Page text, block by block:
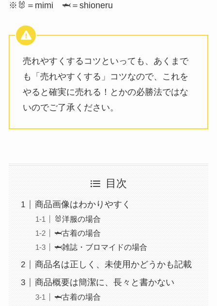
※🐰＝mimi 🦈＝shioneru
売れやすくするコツといっても、あくまで
も「売れやすくする」コツなので、これを
やると確実に売れる！とかの必勝法ではな
いのでご了承ください。
目次
商品画像はわかりやすく
🐰洋服の場合
🦈古着の場合
🦈雑誌・ブロマイドの場合
商品名は正しく、未使用かどうかも記載
商品概要は簡潔に、長々と書かない
🦈古着の場合